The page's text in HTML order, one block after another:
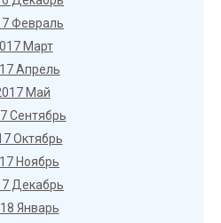
Февраль
Март
Апрель
Май
Сентябрь
Октябрь
Ноябрь
Декабрь
Январь